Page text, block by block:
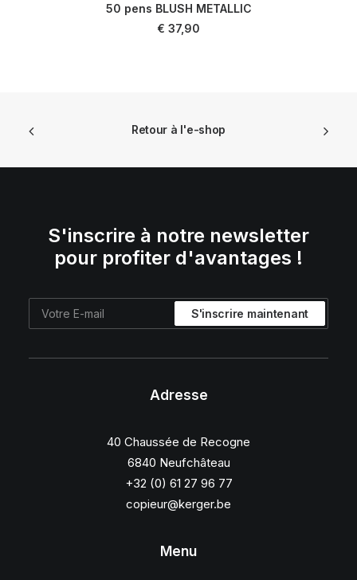
50 pens BLUSH METALLIC
€ 37,90
Retour à l'e-shop
S'inscrire à notre newsletter
pour profiter d'avantages !
Adresse
40 Chaussée de Recogne
6840 Neufchâteau
+32 (0) 61 27 96 77
copieur@kerger.be
Menu